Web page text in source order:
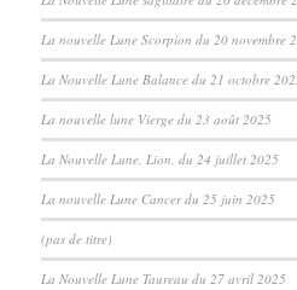
La nouvelle Lune Scorpion du 20 novembre
La Nouvelle Lune Balance du 21 octobre
La nouvelle lune Vierge du 23 août 2025
La Nouvelle Lune, Lion, du 24 juillet 2025
La nouvelle Lune Cancer du 25 juin 2025
(pas de titre)
La Nouvelle Lune Taureau du 27 avril 2025